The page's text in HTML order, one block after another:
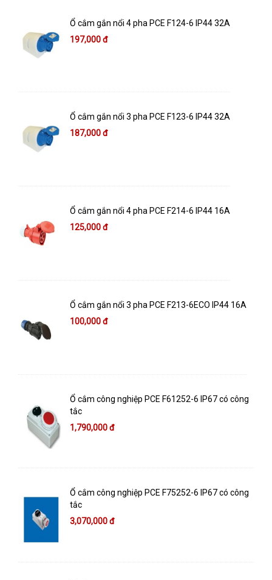
Ổ cắm gắn nổi 4 pha PCE F124-6 IP44 32A
197,000 đ
Ổ cắm gắn nổi 3 pha PCE F123-6 IP44 32A
187,000 đ
Ổ cắm gắn nổi 4 pha PCE F214-6 IP44 16A
125,000 đ
Ổ cắm gắn nổi 3 pha PCE F213-6ECO IP44 16A
100,000 đ
Ổ cắm công nghiệp PCE F61252-6 IP67 có công
tắc
1,790,000 đ
Ổ cắm công nghiệp PCE F75252-6 IP67 có công
tắc
3,070,000 đ